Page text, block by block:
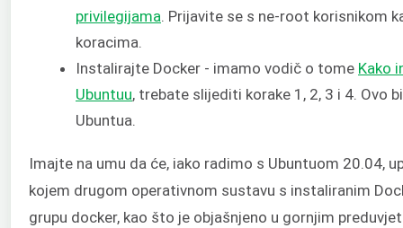
privilegijama . Prijavite se s ne-root korisnikom
koracima.
Instalirajte Docker - imamo vodič o tome Kako
Ubuntuu, trebate slijediti korake 1, 2, 3 i 4. Ovo
Ubuntua.
Imajte na umu da će, iako radimo s Ubuntuom 20.04,
kojem drugom operativnom sustavu s instaliranim
grupu docker, kao što je objašnjeno u gornjim